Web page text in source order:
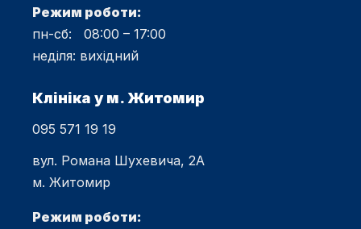
Режим роботи:
пн-сб: 08:00 – 17:00
неділя: вихідний
Клініка у м. Житомир
095 571 19 19
вул. Романа Шухевича, 2А
м. Житомир
Режим роботи: